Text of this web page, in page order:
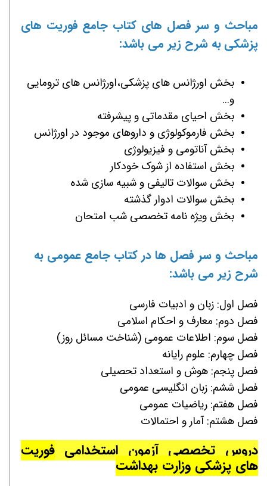
مباحث و سر فصل های کتاب جامع فوریت های
پزشکیبه شرح زیر می باشد:
بخش اورژانس های پزشکی،اورژانس های ترومایی
و...
بخش احیای مقدماتی و پیشرفته
بخش فارموکولوژی و داروهای موجود در اورژانس
بخش آناتومی و فیزیولوژی
بخش استفاده از شوک خودکار
بخش سوالات تالیفی و شبیه سازی شده
بخش سوالات ادوار گذشته
بخش ویژه نامه تخصصی شب امتحان
مباحث و سر فصل ها در کتاب جامع عمومی به
شرح زیر می باشد:
فصل اول: زبان و ادبیات فارسی
فصل دوم: معارف و احکام اسلامی
فصل سوم: اطلاعات عمومی (شناخت مسائل روز)
فصل چهارم: علوم رایانه
فصل پنجم: هوش و استعداد تحصیلی
فصل ششم: زبان انگلیسی عمومی
فصل هفتم: ریاضیات عمومی
فصل هشتم: آمار و احتمالات
دروس تخصصی آزمون استخدامی فوریت
های پزشکی وزارت بهداشت